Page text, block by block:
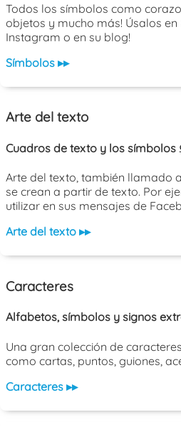
Todos los símbolos como
objetos y mucho más! Úsalos en
Instagram o en su blog!
Símbolos ▸▸
Arte del texto
Cuadros de texto y los símbolos
Arte del texto, también llamado
se crean a partir de texto. Por
utilizar en sus mensajes de
Arte del texto ▸▸
Caracteres
Alfabetos, símbolos y signos
Una gran colección de
como cartas, puntos, guiones,
Caracteres ▸▸